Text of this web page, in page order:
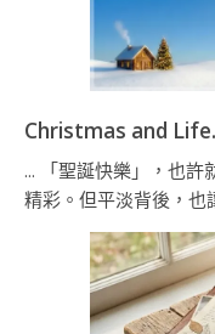
Christmas and
... 「聖誕快樂」，也
精彩。但平淡背後，也